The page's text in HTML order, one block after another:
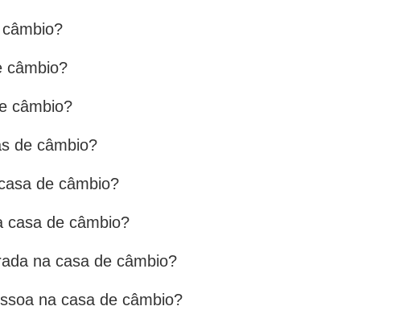
câmbio?
câmbio?
de câmbio?
de câmbio?
casa de câmbio?
na casa de câmbio?
na casa de câmbio?